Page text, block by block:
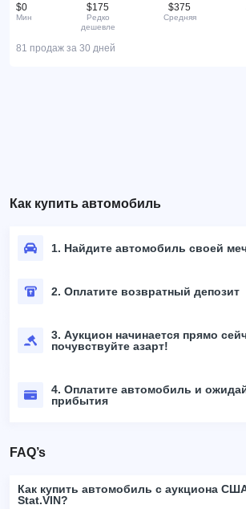
$0
Мин
$175
Редко
дешевле
$375
Средняя
81 продаж за 30 дней
Как купить автомобиль
1. Найдите автомобиль своей
2. Оплатите возвратный депозит
3. Аукцион начинается прямо
почувствуйте азарт!
4. Оплатите автомобиль и
прибытия
FAQ’s
Как купить автомобиль с аукциона
Stat.VIN?